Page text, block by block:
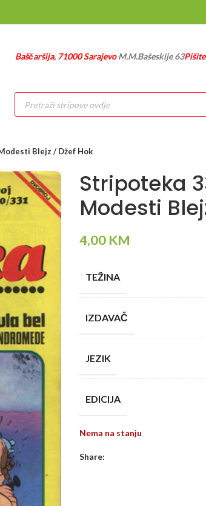
Baščaršija, 71000 SarajevoM.M.Bašeskije 63
Products
search
Blejz / Džef Hok
Stripoteka
Modesti
4,00 KM
TEŽINA
IZDAVAČ
JEZIK
EDICIJA
Nema na stanju
Share: